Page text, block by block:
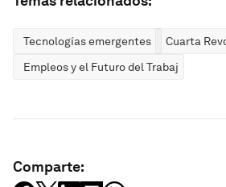
Tecnologías emergentes
Cuarta
Empleos y el Futuro del Trabajo
Comparte: